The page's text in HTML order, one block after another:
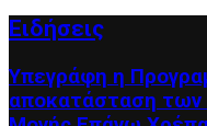
Ειδήσεις
Υπεγράφη η
αποκατάσταση των